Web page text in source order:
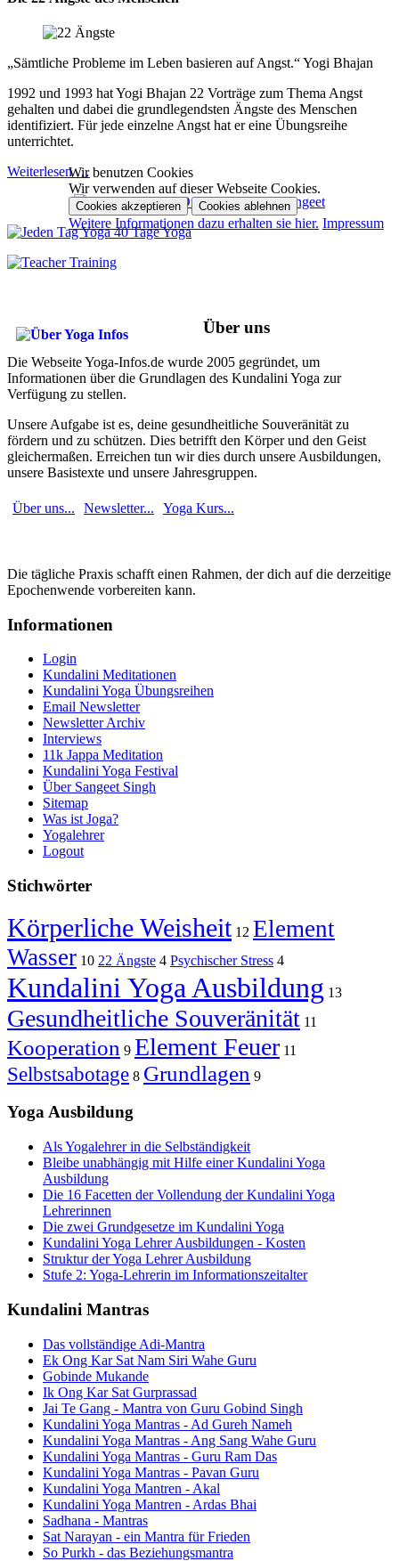
„Sämtliche Probleme im Leben basieren auf Angst.“ Yogi Bhajan
1992 und 1993 hat Yogi Bhajan 22 Vorträge zum Thema Angst
gehalten und dabei die grundlegendsten Ängste des Menschen
identifiziert. Für jede einzelne Angst hat er eine Übungsreihe
unterrichtet.
Weiterlesen …
Über uns
Die Webseite Yoga-Infos.de wurde 2005 gegründet, um
Informationen über die Grundlagen des Kundalini Yoga zur
Verfügung zu stellen.
Unsere Aufgabe ist es, deine gesundheitliche Souveränität zu
fördern und zu schützen. Dies betrifft den Körper und den Geist
gleichermaßen. Erreichen tun wir dies durch unsere Ausbildungen,
unsere Basistexte und unsere Jahresgruppen.
Über uns... Newsletter... Yoga Kurs...
Die tägliche Praxis schafft einen Rahmen, der dich auf die derzeitige
Epochenwende vorbereiten kann.
Informationen
Login
Kundalini Meditationen
Kundalini Yoga Übungsreihen
Email Newsletter
Newsletter Archiv
Interviews
11k Jappa Meditation
Kundalini Yoga Festival
Über Sangeet Singh
Sitemap
Was ist Joga?
Yogalehrer
Logout
Stichwörter
Körperliche Weisheit 12 Element
Wasser 10 22 Ängste 4 Psychischer Stress 4
Kundalini Yoga Ausbildung 13
Gesundheitliche Souveränität 11
Kooperation 9 Element Feuer 11
Selbstsabotage 8 Grundlagen 9
Yoga Ausbildung
Als Yogalehrer in die Selbständigkeit
Bleibe unabhängig mit Hilfe einer Kundalini Yoga
Ausbildung
Die 16 Facetten der Vollendung der Kundalini Yoga
Lehrerinnen
Die zwei Grundgesetze im Kundalini Yoga
Kundalini Yoga Lehrer Ausbildungen - Kosten
Struktur der Yoga Lehrer Ausbildung
Stufe 2: Yoga-Lehrerin im Informationszeitalter
Kundalini Mantras
Das vollständige Adi-Mantra
Ek Ong Kar Sat Nam Siri Wahe Guru
Gobinde Mukande
Ik Ong Kar Sat Gurprassad
Jai Te Gang - Mantra von Guru Gobind Singh
Kundalini Yoga Mantras - Ad Gureh Nameh
Kundalini Yoga Mantras - Ang Sang Wahe Guru
Kundalini Yoga Mantras - Guru Ram Das
Kundalini Yoga Mantras - Pavan Guru
Kundalini Yoga Mantren - Akal
Kundalini Yoga Mantren - Ardas Bhai
Sadhana - Mantras
Sat Narayan - ein Mantra für Frieden
So Purkh - das Beziehungsmantra
Wir benutzen Cookies
Wir verwenden auf dieser Webseite Cookies.
Cookies akzeptieren Cookies ablehnen
Weitere Informationen dazu erhalten sie hier. Impressum